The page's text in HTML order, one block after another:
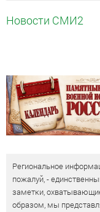
Новости СМИ2
Региональное
пожалуй, -
заметки,
образом, мы